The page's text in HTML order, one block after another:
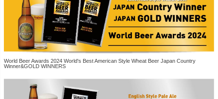
World Beer Awards 2024 World's Best American Style Wheat Beer Japan Country
Winner&GOLD WINNERS